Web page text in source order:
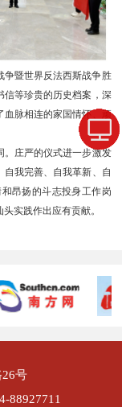
暨世界反法西斯战争胜
信等珍贵的历史档案，深
血脉相连的家国情怀、顽
庄严的仪式进一步激发
自我完善、自我革新、自
昂扬的斗志投身工作岗
实践作出应有贡献。
号
88927711